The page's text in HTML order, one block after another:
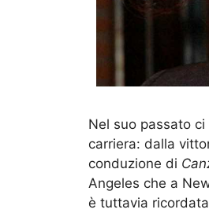
Nel suo passato
carriera: dalla
conduzione di
Angeles che a
è tuttavia